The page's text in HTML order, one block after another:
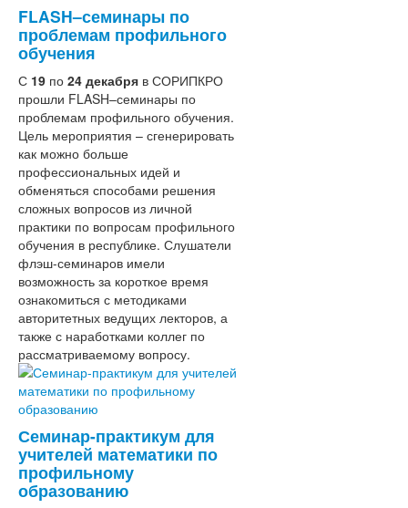
образования
в
Концепция
преподавания
русского
языка
литературы
Концепция
географического
образования
Концепция
преподавания
учебного
предмета
«Обществознание»
WorldSkillsRussia
Всероссийский конкурс сочинений
Межрегиональный конкурс-фестиваль
учителей родных языков СКФО «Мы
мастерства
"Учитель года" и "Педагогический
Региональные механизмы
управления качеством
СМИ о нас
Аттестация
Фотоальбом
Форум
Отзывы слушателей
Обобщение опыта
Работа с одаренными детьми
Партнеры
Комплексная безопасность
Профилактика асоциальных
явлений среди
несовершеннолетних
ГТО
FLASH–семинары по
проблемам профильного
обучения
С 19 по 24 декабря в СОРИПКРО
прошли FLASH–семинары по
проблемам профильного обучения.
Цель мероприятия – сгенерировать
как можно больше
профессиональных идей и
обменяться способами решения
сложных вопросов из личной
практики по вопросам профильного
обучения в республике. Слушатели
флэш-семинаров имели
возможность за короткое время
ознакомиться с методиками
авторитетных ведущих лекторов, а
также с наработками коллег по
рассматриваемому вопросу.
Семинар-практикум для
учителей математики по
профильному
образованию